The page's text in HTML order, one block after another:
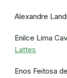
Alexandre
Enilce Lima
Lattes
Enos Feitosa